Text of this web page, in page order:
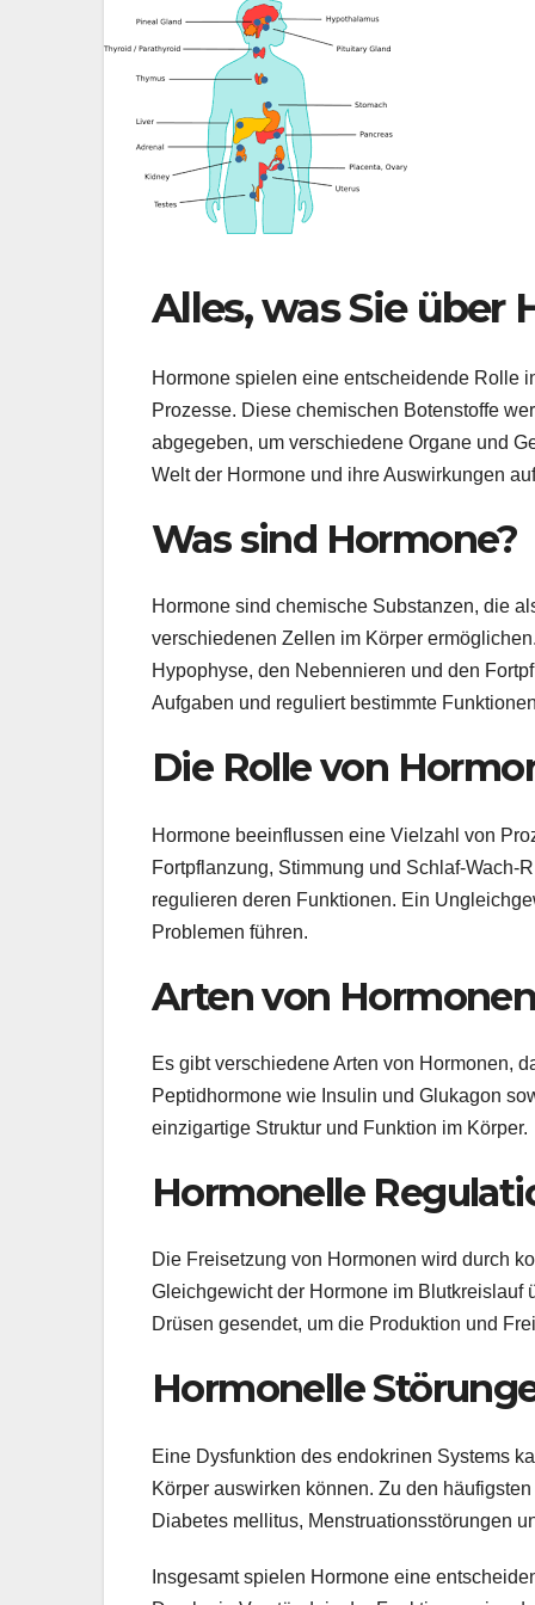
Alles, was Sie über
Hormone spielen eine entscheidende Rolle
Prozesse. Diese chemischen Botenstoffe
abgegeben, um verschiedene Organe und
Welt der Hormone und ihre Auswirkungen
Was sind Hormone?
Hormone sind chemische Substanzen, die
verschiedenen Zellen im Körper
Hypophyse, den Nebennieren und den
Aufgaben und reguliert bestimmte
Die Rolle von
Hormone beeinflussen eine Vielzahl von
Fortpflanzung, Stimmung und Schlaf-Wach-
regulieren deren Funktionen. Ein
Problemen führen.
Arten von
Es gibt verschiedene Arten von Hormonen,
Peptidhormone wie Insulin und Glukagon
einzigartige Struktur und Funktion im Körper.
Hormonelle
Die Freisetzung von Hormonen wird durch
Gleichgewicht der Hormone im
Drüsen gesendet, um die Produktion und
Hormonelle
Eine Dysfunktion des endokrinen Systems
Körper auswirken können. Zu den
Diabetes mellitus, Menstruationsstörungen
Insgesamt spielen Hormone eine